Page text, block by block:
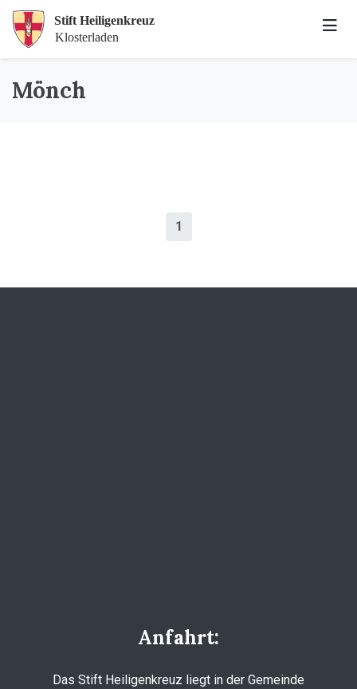
Mönch
1
Anfahrt:
Das Stift Heiligenkreuz liegt in der Gemeinde